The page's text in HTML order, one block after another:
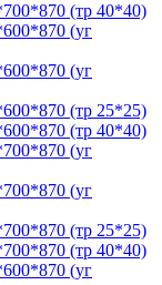
(тр 40*40)
(уг
(уг
(тр 25*25)
(тр 40*40)
(уг
(уг
(тр 25*25)
(тр 40*40)
(уг